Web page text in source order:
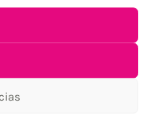
NUESTRA
objetivo